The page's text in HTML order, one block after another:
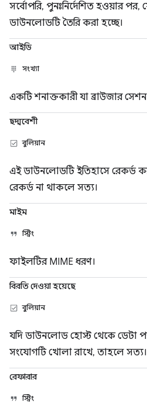
সর্বোপরি, পুনঃনির্দেশিত হওয়ার
ডাউনলোডটি তৈরি করা হচ্ছে।
আইডি
সংখ্যা
একটি শনাক্তকারী যা ব্রাউজার
ছদ্মবেশী
বুলিয়ান
এই ডাউনলোডটি ইতিহাসে রেকর্ড
রেকর্ড না থাকলে সত্য।
মাইম
স্ট্রিং
ফাইলটির MIME ধরণ।
বিরতি দেওয়া হয়েছে
বুলিয়ান
যদি ডাউনলোড হোস্ট থেকে ডেটা
সংযোগটি খোলা রাখে, তাহলে সত্য।
রেফারার
স্ট্রিং